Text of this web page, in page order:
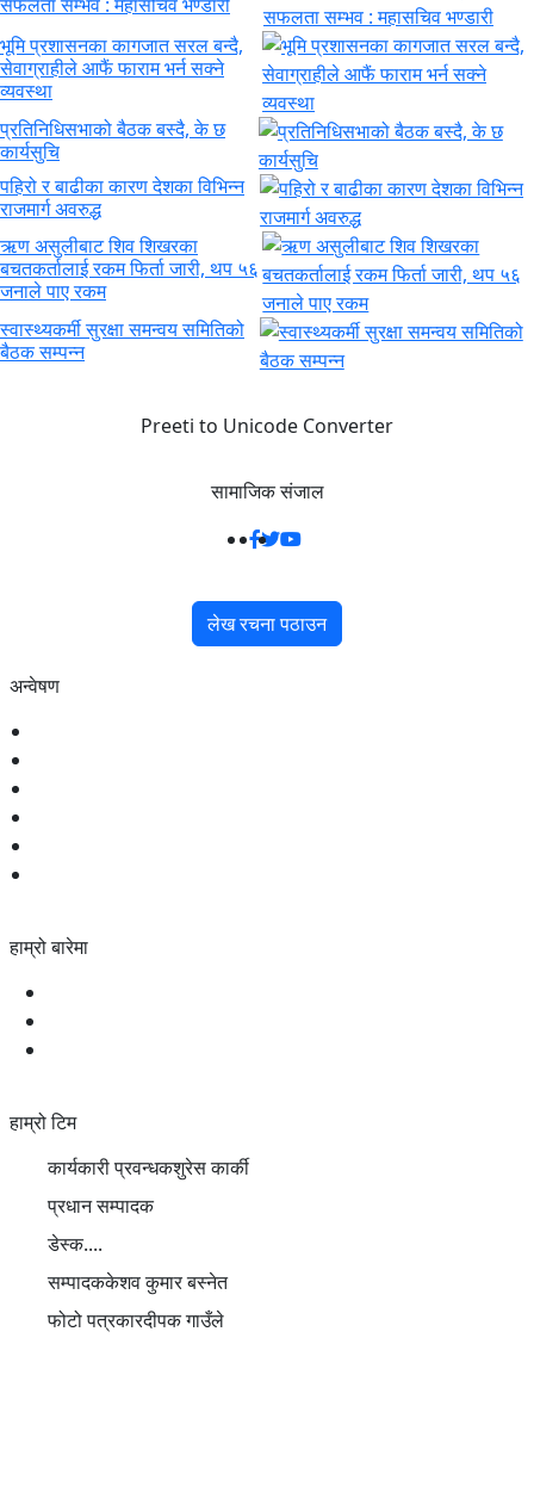
भूमि प्रशासनका कागजात सरल बन्दै,
सेवाग्राहीले आफैं फाराम भर्न सक्ने
व्यवस्था
प्रतिनिधिसभाको बैठक बस्दै, के छ
कार्यसुचि
पहिरो र बाढीका कारण देशका विभिन्न
राजमार्ग अवरुद्ध
ऋण असुलीबाट शिव शिखरका
बचतकर्तालाई रकम फिर्ता जारी, थप ५६
जनाले पाए रकम
स्वास्थ्यकर्मी सुरक्षा समन्वय समितिको
बैठक सम्पन्न
Preeti to Unicode Converter
सामाजिक संजाल
लेख रचना पठाउन
अन्वेषण
हाम्रो बारेमा
हाम्रो टिम
कार्यकारी प्रवन्धकशुरेस कार्की
प्रधान सम्पादक
डेस्क....
सम्पादककेशव कुमार बस्नेत
फोटो पत्रकारदीपक गाउँले